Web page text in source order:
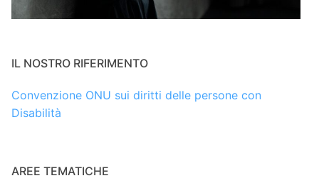
IL NOSTRO RIFERIMENTO
Convenzione ONU sui diritti delle persone con
Disabilità
AREE TEMATICHE